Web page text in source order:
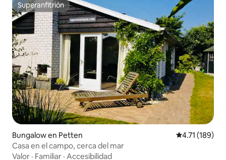
Superanfitrión
Superanfitrión
Bungalow en Petten Calificación
4.71 (189)
Casa en el campo, cerca del mar
Valor · Familiar · Accesibilidad